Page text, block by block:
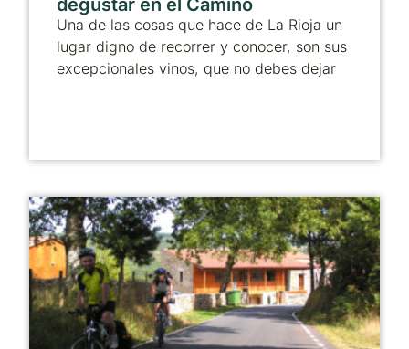
degustar en el Camino
Una de las cosas que hace de La Rioja un
lugar digno de recorrer y conocer, son sus
excepcionales vinos, que no debes dejar